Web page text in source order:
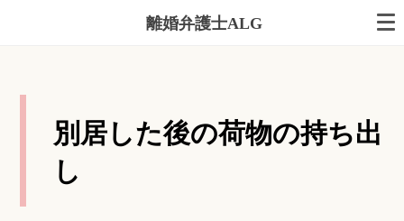
離婚弁護士ALG
別居した後の荷物の持ち出
し